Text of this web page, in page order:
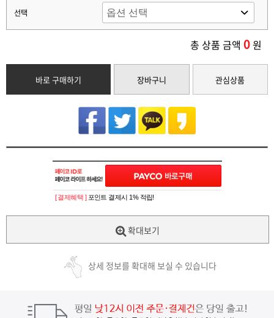
선택
총 상품 금액 0원
바로 구매하기 장바구니 관심상품
[ 결제혜택 ] 포인트 결제시 1% 적립!
확대보기
상세 정보를 확대해 보실 수 있습니다